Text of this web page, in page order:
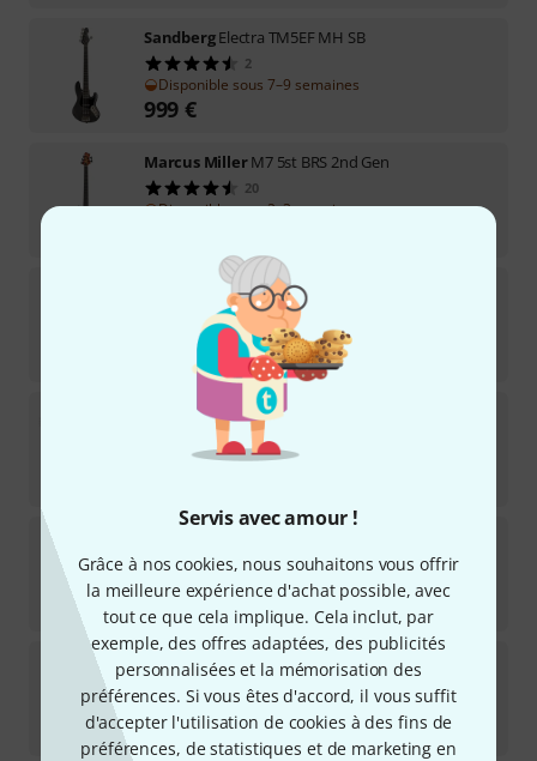
Servis avec amour !
Grâce à nos cookies, nous souhaitons vous offrir
la meilleure expérience d'achat possible, avec
tout ce que cela implique. Cela inclut, par
exemple, des offres adaptées, des publicités
personnalisées et la mémorisation des
préférences. Si vous êtes d'accord, il vous suffit
d'accepter l'utilisation de cookies à des fins de
préférences, de statistiques et de marketing en
SandbergElectra TM5EF MH SB
2
Disponible sous 7–9 semaines
999 €
Marcus MillerM7 5st BRS 2nd Gen
20
Disponible sous 2–3 semaines
Music ManStingray 5 H Special Black
3
Disponible sous 7–9 semaines
2.799
Marcus Miller F10 Dx 5 NT
Disponible immédiatement
3
Disponible rapidement (2 à 5 jours)
2.959 €
Spector Euro 5 CST Natural Red Burst
1
Disponible immédiatement
3.059 €